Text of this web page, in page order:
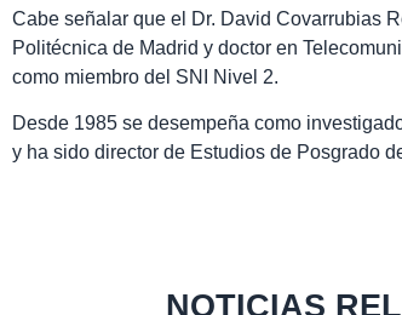
Cabe señalar que el Dr. David Covarrubias
Politécnica de Madrid y doctor en
como miembro del SNI Nivel 2.
Desde 1985 se desempeña como
y ha sido director de Estudios de Posgrado
NOTICIAS